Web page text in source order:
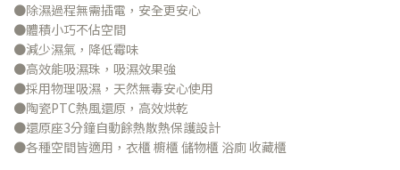
●除濕過程無需插電，安全更安心
●體積小巧不佔空間
●減少濕氣，降低霉味
●高效能吸濕珠，吸濕效果強
●採用物理吸濕，天然無毒安心使用
●陶瓷PTC熱風還原，高效烘乾
●還原座3分鐘自動餘熱散熱保護設計
●各種空間皆適用，衣櫃 櫥櫃 儲物櫃 浴廁 收藏櫃